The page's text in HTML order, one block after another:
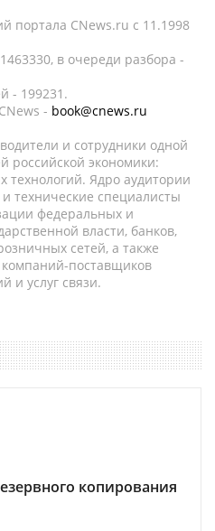
портала CNews.ru c 11.1998
в очереди разбора -
- 199231.
- book@cnews.ru
и сотрудники одной
российской экономики:
Ядро аудитории
технические специалисты
федеральных и
власти, банков,
сетей, а также
компаний-поставщиков
и услуг связи.
копирования